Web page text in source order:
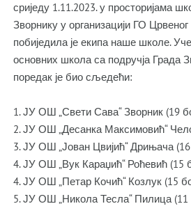
сриједу 1.11.2023. у просторијама
Зворнику у организацији ГО Црвеног
побиједила је екипа наше школе.
основних школа са подручја Града
поредак је био сљедећи:
1. ЈУ ОШ „Свети Сава“ Зворник (19
2. ЈУ ОШ „Десанка Максимовић“
3. ЈУ ОШ „Јован Цвијић“ Дрињача
4. ЈУ ОШ „Вук Караџић“ Роћевић (15
4. ЈУ ОШ „Петар Кочић“ Козлук (15
5. ЈУ ОШ „Никола Тесла“ Пилица (11